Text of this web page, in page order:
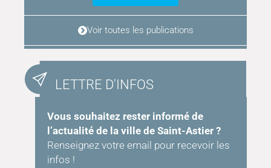
Voir toutes les publications
LETTRE D'INFOS
Vous souhaitez rester informé de
l’actualité de la ville de Saint-Astier ?
Renseignez votre email pour recevoir les
infos !